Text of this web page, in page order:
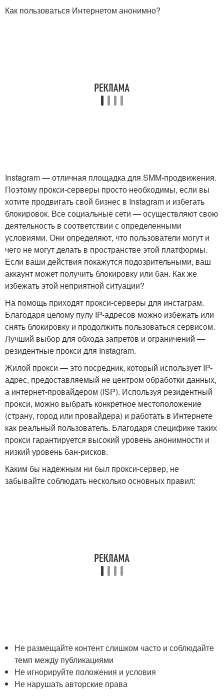
Как пользоваться Интернетом анонимно?
Instagram — отличная площадка для SMM-продвижения.
Поэтому прокси-серверы просто необходимы, если вы
хотите продвигать свой бизнес в Instagram и избегать
блокировок. Все социальные сети — осуществляют свою
деятельность в соответствии с определенными
условиями. Они определяют, что пользователи могут и
чего не могут делать в пространстве этой платформы.
Если ваши действия покажутся подозрительными, ваш
аккаунт может получить блокировку или бан. Как же
избежать этой неприятной ситуации?
На помощь приходят прокси-серверы для инстаграм.
Благодаря целому пулу IP-адресов можно избежать или
снять блокировку и продолжить пользоваться сервисом.
Лучший выбор для обхода запретов и ограничений —
резидентные прокси для Instagram.
Жилой прокси — это посредник, который использует IP-
адрес, предоставляемый не центром обработки данных,
а интернет-провайдером (ISP). Используя резидентный
прокси, можно выбрать конкретное местоположение
(страну, город или провайдера) и работать в Интернете
как реальный пользователь. Благодаря специфике таких
прокси гарантируется высокий уровень анонимности и
низкий уровень бан-рисков.
Каким бы надежным ни был прокси-сервер, не
забывайте соблюдать несколько основных правил:
Не размещайте контент слишком часто и соблюдайте
темп между публикациями
Не игнорируйте положения и условия
Не нарушать авторские права